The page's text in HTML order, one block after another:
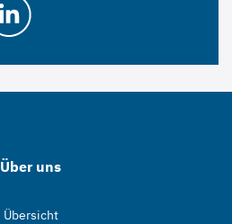
Über uns
Übersicht